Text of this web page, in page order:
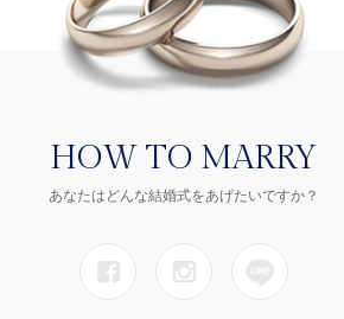
HOW TO MARRY
あなたはどんな結婚式をあげたいですか？